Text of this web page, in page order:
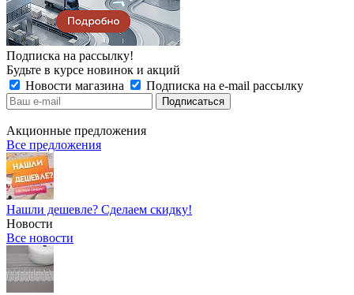
Подписка на рассылку!
Будьте в курсе новинок и акций
Новости магазина
Подписка на e-mail рассылку
Акционные предложения
Все предложения
Нашли дешевле? Сделаем скидку!
Новости
Все новости